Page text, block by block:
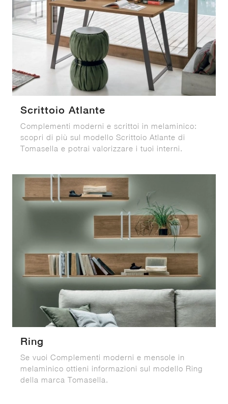
Scrittoio Atlante
Complementi moderni e scrittoi in melaminico:
scopri di più sul modello Scrittoio Atlante di
Tomasella e potrai valorizzare i tuoi interni.
Ring
Se vuoi Complementi moderni e mensole in
melaminico ottieni informazioni sul modello Ring
della marca Tomasella.